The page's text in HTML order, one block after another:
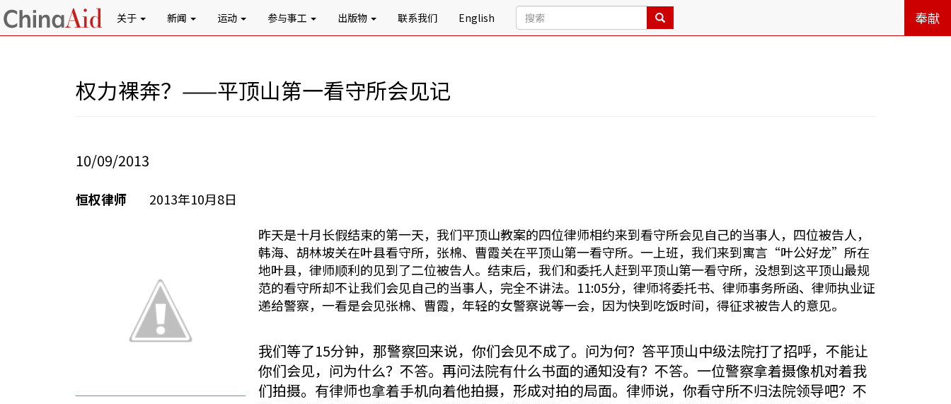
关于 新闻 运动 参与事工 出版物 联系我们 English 奉献
权力裸奔？——平顶山第一看守所会见记
10/09/2013
恒权律师
2013年10月8日
昨天是十月长假结束的第一天，我们平顶山教案的四位律师相约来到看守所会见自己的当事人，四位被告人，
韩海、胡林坡关在叶县看守所，张棉、曹霞关在平顶山第一看守所。一上班，我们来到寓言“叶公好龙”所在
地叶县，律师顺利的见到了二位被告人。结束后，我们和委托人赶到平顶山第一看守所，没想到这平顶山最规
范的看守所却不让我们会见自己的当事人，完全不讲法。11:05分，律师将委托书、律师事务所函、律师执业证
递给警察，一看是会见张棉、曹霞，年轻的女警察说等一会，因为快到吃饭时间，得征求被告人的意见。
我们等了15分钟，那警察回来说，你们会见不成了。问为何？答平顶山中级法院打了招呼，不能让
你们会见，问为什么？不答。再问法院有什么书面的通知没有？不答。一位警察拿着摄像机对着我
们拍摄。有律师也拿着手机向着他拍摄，形成对拍的局面。律师说，你看守所不归法院领导吧？不